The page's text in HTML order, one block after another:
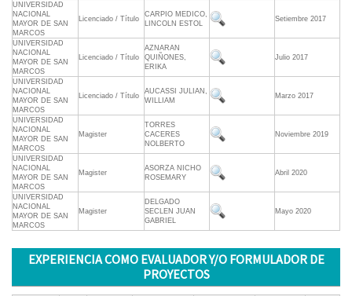
UNIVERSIDAD
NACIONAL
MAYOR DE SAN
MARCOS
Licenciado / Título
CARPIO MEDICO,
LINCOLN ESTOL
Setiembre 2017
UNIVERSIDAD
NACIONAL
MAYOR DE SAN
MARCOS
Licenciado / Título
AZNARAN
QUIÑONES,
ERIKA
Julio 2017
UNIVERSIDAD
NACIONAL
MAYOR DE SAN
MARCOS
Licenciado / Título
AUCASSI JULIAN,
WILLIAM
Marzo 2017
UNIVERSIDAD
NACIONAL
MAYOR DE SAN
MARCOS
Magister
TORRES
CACERES
NOLBERTO
Noviembre 2019
UNIVERSIDAD
NACIONAL
MAYOR DE SAN
MARCOS
Magister
ASORZA NICHO
ROSEMARY
Abril 2020
UNIVERSIDAD
NACIONAL
MAYOR DE SAN
MARCOS
Magister
DELGADO
SECLEN JUAN
GABRIEL
Mayo 2020
EXPERIENCIA COMO EVALUADOR Y/O FORMULADOR DE
PROYECTOS